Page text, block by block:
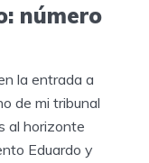
número
la entrada a
de mi tribunal
al horizonte
Eduardo y